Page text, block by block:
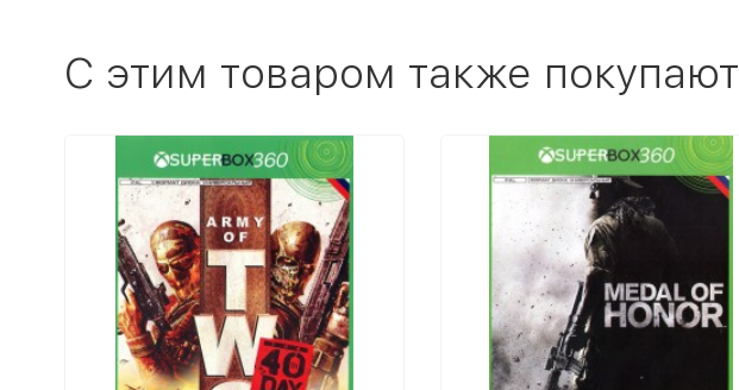
C этим товаром также покупают